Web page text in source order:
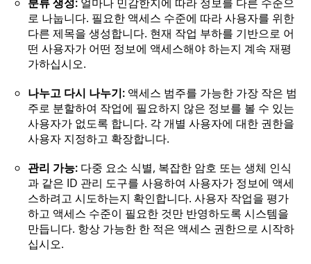
로 나눕니다. 필요한 액세스 수준에 따라 사용자를 위한
다른 제목을 생성합니다. 현재 작업 부하를 기반으로 어
떤 사용자가 어떤 정보에 액세스해야 하는지 계속 재평
가하십시오.
나누고 다시 나누기: 액세스 범주를 가능한 가장 작은 범
주로 분할하여 작업에 필요하지 않은 정보를 볼 수 있는
사용자가 없도록 합니다. 각 개별 사용자에 대한 권한을
사용자 지정하고 확장합니다.
관리 가능: 다중 요소 식별, 복잡한 암호 또는 생체 인식
과 같은 ID 관리 도구를 사용하여 사용자가 정보에 액세
스하려고 시도하는지 확인합니다. 사용자 작업을 평가
하고 액세스 수준이 필요한 것만 반영하도록 시스템을
만듭니다. 항상 가능한 한 적은 액세스 권한으로 시작하
십시오.